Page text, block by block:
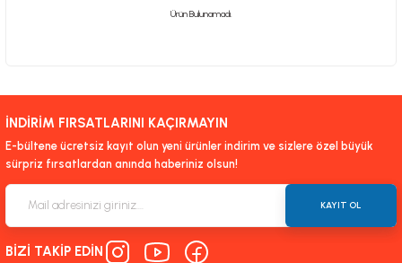
Ürün Bulunamadı.
İNDİRİM FIRSATLARINI KAÇIRMAYIN
E-bültene ücretsiz kayıt olun yeni ürünler indirim ve sizlere özel büyük
sürpriz fırsatlardan anında haberiniz olsun!
KAYIT OL
BİZİ TAKİP EDİN